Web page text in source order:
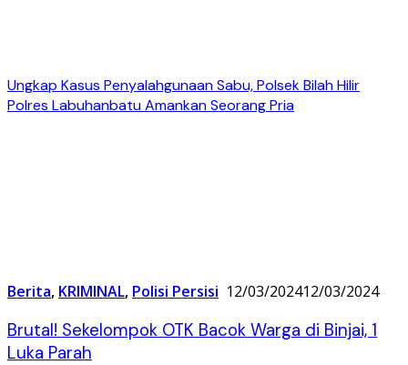
Ungkap Kasus Penyalahgunaan Sabu, Polsek Bilah Hilir
Polres Labuhanbatu Amankan Seorang Pria
Berita, KRIMINAL, Polisi Persisi 12/03/202412/03/2024
Brutal! Sekelompok OTK Bacok Warga di Binjai, 1
Luka Parah